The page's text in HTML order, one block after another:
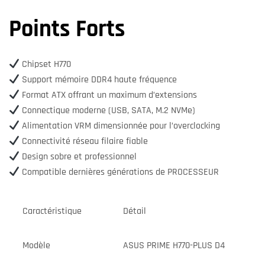
Points Forts
Chipset H770
Support mémoire DDR4 haute fréquence
Format ATX offrant un maximum d’extensions
Connectique moderne (USB, SATA, M.2 NVMe)
Alimentation VRM dimensionnée pour l’overclocking
Connectivité réseau filaire fiable
Design sobre et professionnel
Compatible dernières générations de PROCESSEUR
Caractéristique Détail
Modèle ASUS PRIME H770-PLUS D4